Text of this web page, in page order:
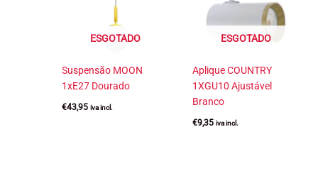
ESGOTADO
Suspensão MOON
1xE27 Dourado
€43,95 iva incl.
ESGOTADO
Aplique COUNTRY
1XGU10 Ajustável
Branco
€9,35 iva incl.